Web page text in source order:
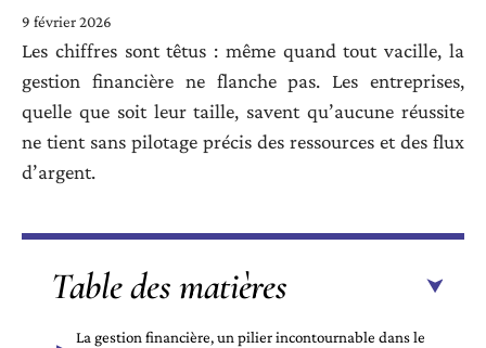
9 février 2026
Les chiffres sont têtus : même quand tout vacille, la
gestion financière ne flanche pas. Les entreprises,
quelle que soit leur taille, savent qu’aucune réussite
ne tient sans pilotage précis des ressources et des flux
d’argent.
Table des matières
La gestion financière, un pilier incontournable dans le